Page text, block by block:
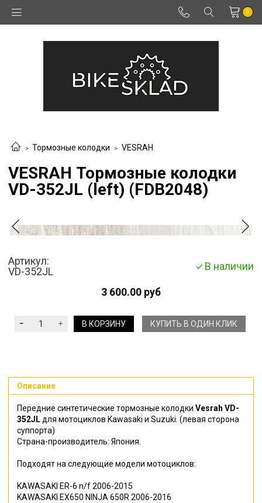
0
Тормозные колодки VESRAH
VESRAH Тормозные колодки
VD-352JL (left) (FDB2048)
Артикул:
VD-352JL
В наличии
3 600.00 руб
В КОРЗИНУ КУПИТЬ В ОДИН КЛИК
Описание
Передние синтетические тормозные колодки Vesrah VD-
352JL для мотоциклов Kawasaki и Suzuki. (левая сторона
суппорта)
Страна-производитель: Япония.
Подходят на следующие модели мотоциклов:
KAWASAKI ER-6 n/f2006-2015
KAWASAKI EX650 NINJA 650R 2006-2016